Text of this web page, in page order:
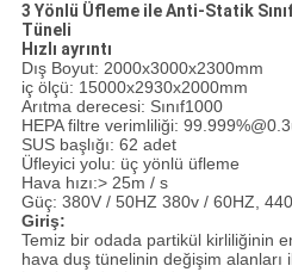
3 Yönlü Üfleme ile Anti-Statik
Tüneli
Hızlı ayrıntı
Dış Boyut: 2000x3000x2300mm
iç ölçü: 15000x2930x2000mm
Arıtma derecesi: Sınıf1000
HEPA filtre verimliliği:
SUS başlığı: 62 adet
Üfleyici yolu: üç yönlü üfleme
Hava hızı:> 25m / s
Güç: 380V / 50HZ 380v / 60HZ,
Giriş:
Temiz bir odada partikül kirliliğinin
hava duş tünelinin değişim alanları